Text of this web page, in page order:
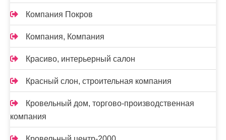
Компания Покров
Компания, Компания
Красиво, интерьерный салон
Красный слон, строительная компания
Кровельный дом, торгово-производственная
компания